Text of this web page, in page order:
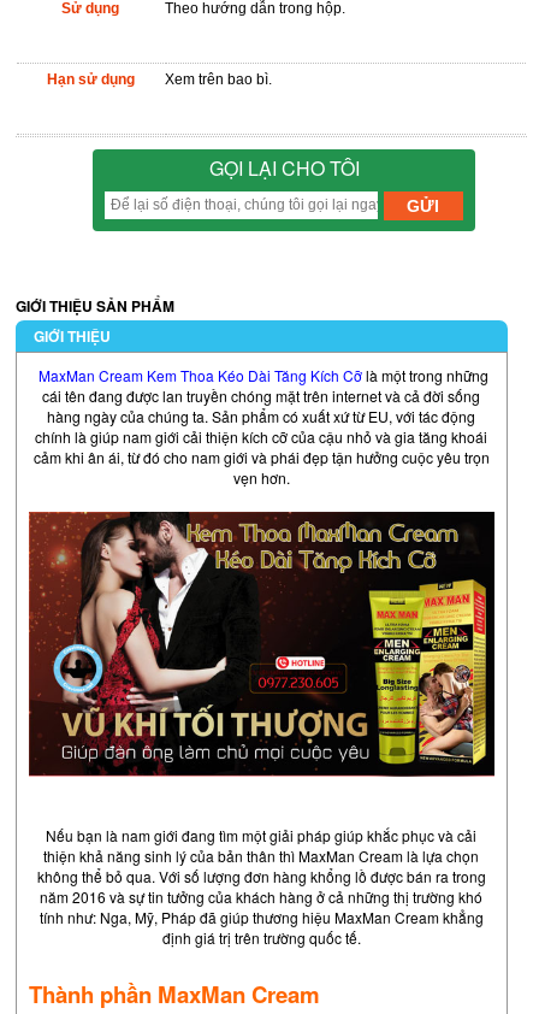
Sử dụng Theo hướng dẫn trong hộp.
Hạn sử dụng Xem trên bao bì.
GỌI LẠI CHO TÔI
GIỚI THIỆU SẢN PHẨM
GIỚI THIỆU
MaxMan Cream Kem Thoa Kéo Dài Tăng Kích Cỡlà một trong những
cái tên đang được lan truyền chóng mặt trên internet và cả đời sống
hàng ngày của chúng ta. Sản phẩm có xuất xứ từ EU, với tác động
chính là giúp nam giới cải thiện kích cỡ của cậu nhỏ và gia tăng khoái
cảm khi ân ái, từ đó cho nam giới và phái đẹp tận hưởng cuộc yêu trọn
vẹn hơn.
Nếu bạn là nam giới đang tìm một giải pháp giúp khắc phục và cải
thiện khả năng sinh lý của bản thân thì MaxMan Cream là lựa chọn
không thể bỏ qua. Với số lượng đơn hàng khổng lồ được bán ra trong
năm 2016 và sự tin tưởng của khách hàng ở cả những thị trường khó
tính như: Nga, Mỹ, Pháp đã giúp thương hiệu MaxMan Cream khẳng
định giá trị trên trường quốc tế.
Thành phần MaxMan Cream